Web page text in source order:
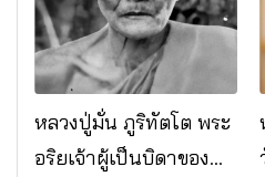
หลวงปู่มั่น ภูริทัตโต พระ
อริยเจ้าผู้เป็นบิดาของ